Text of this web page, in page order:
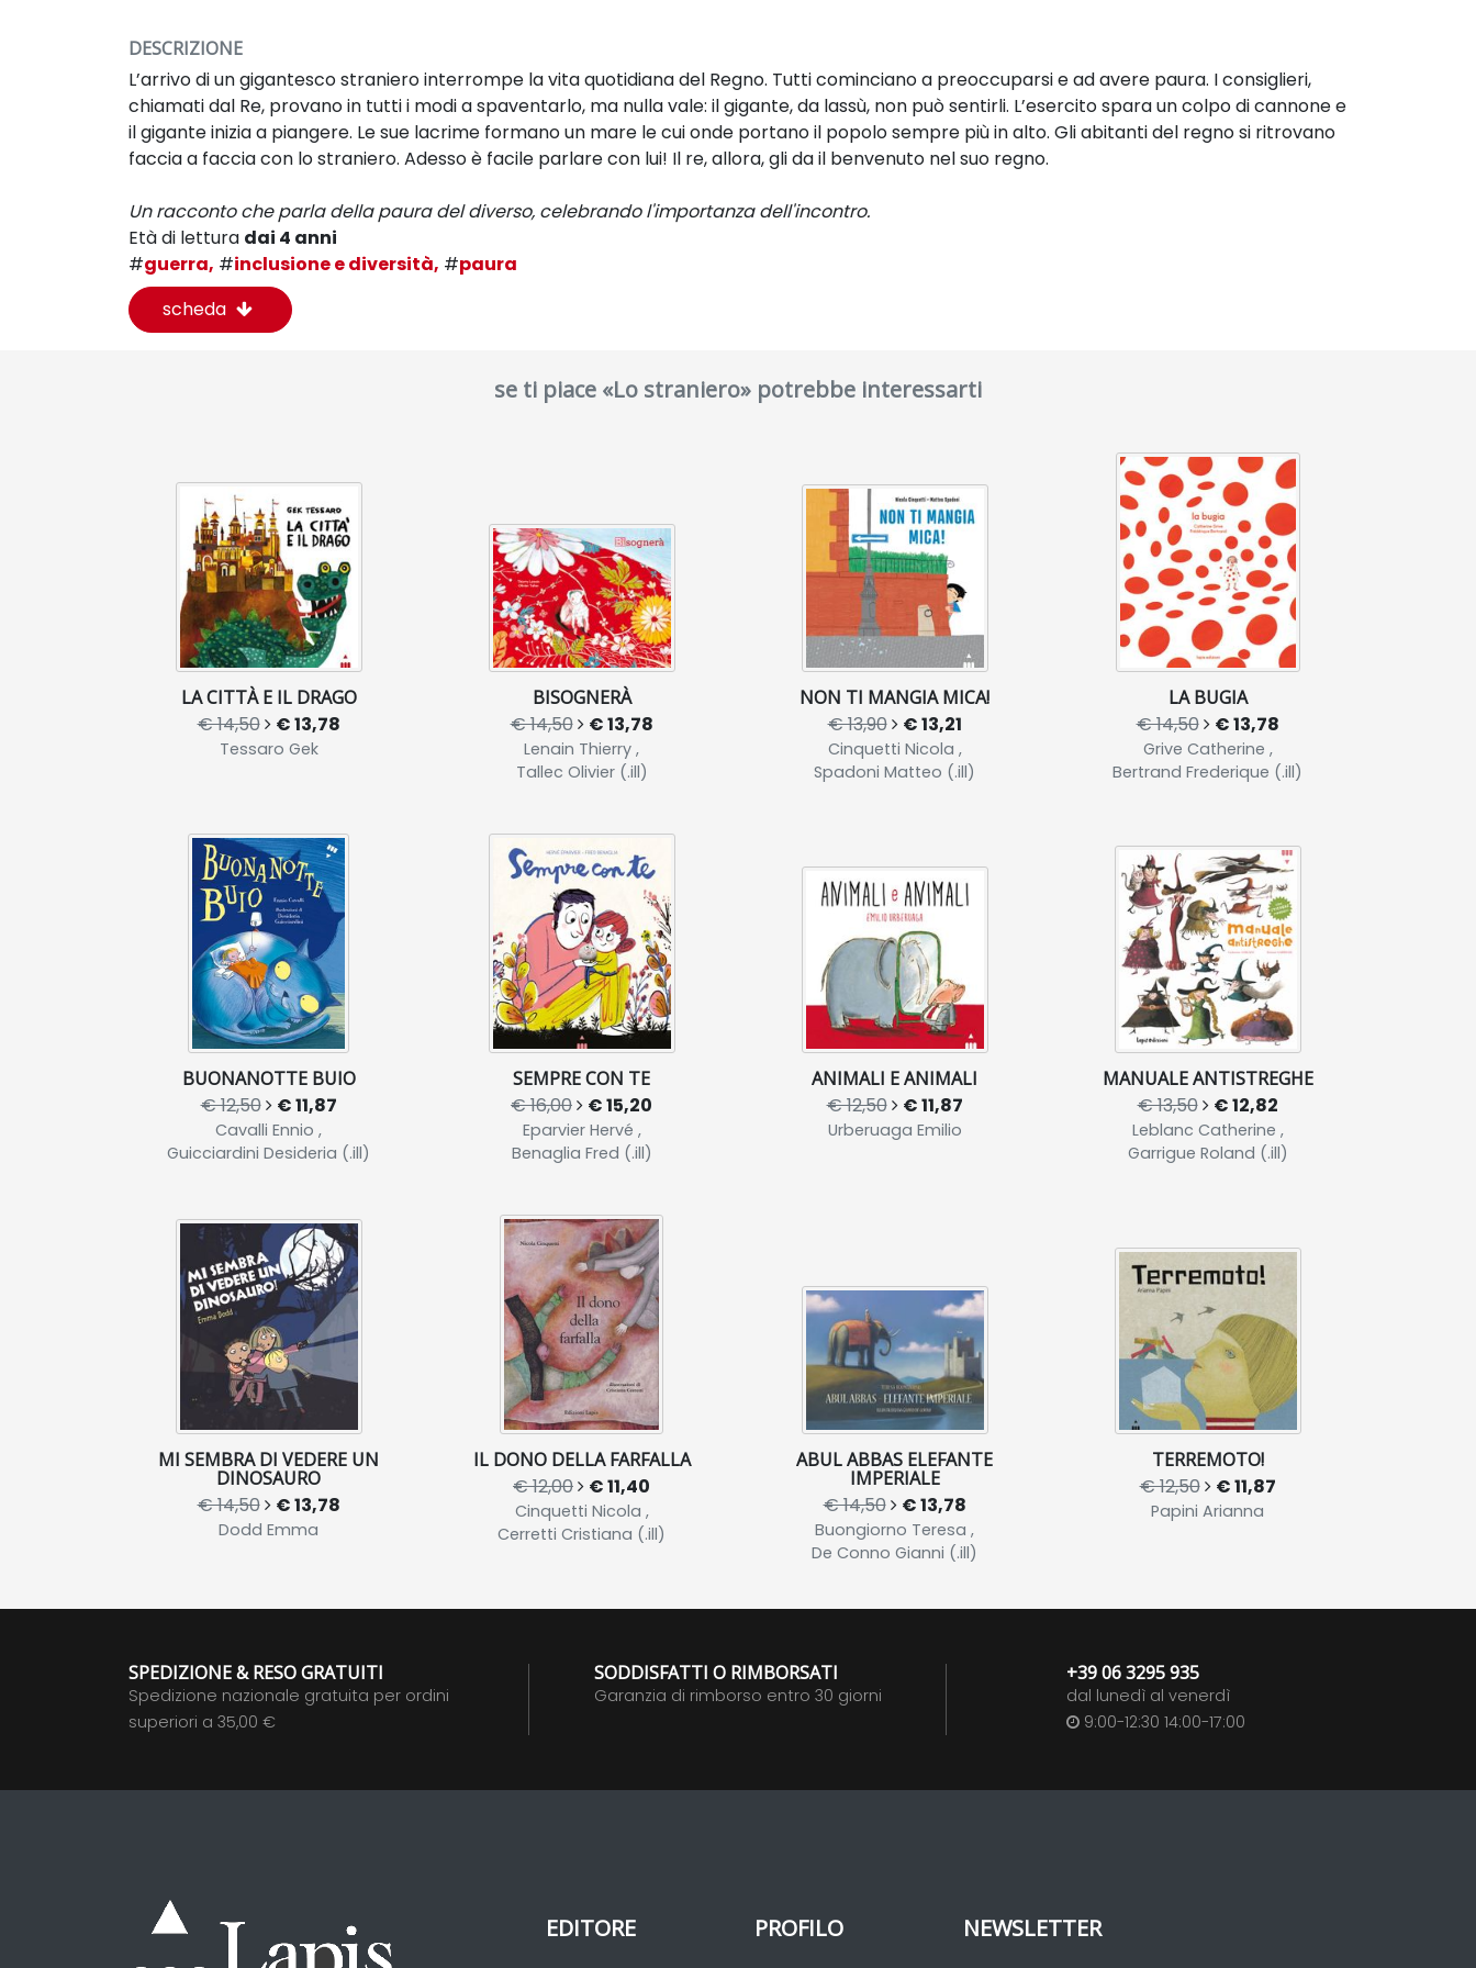
DESCRIZIONE
L’arrivo di un gigantesco straniero interrompe la vita quotidiana del Regno. Tutti cominciano a preoccuparsi e ad avere paura. I consiglieri,
chiamati dal Re, provano in tutti i modi a spaventarlo, ma nulla vale: il gigante, da lassù, non può sentirli. L’esercito spara un colpo di cannone e
il gigante inizia a piangere. Le sue lacrime formano un mare le cui onde portano il popolo sempre più in alto. Gli abitanti del regno si ritrovano
faccia a faccia con lo straniero. Adesso è facile parlare con lui! Il re, allora, gli da il benvenuto nel suo regno.
Un racconto che parla della paura del diverso, celebrando l'importanza dell'incontro.
Età di lettura dai 4 anni
#guerra, #inclusione e diversità, #paura
scheda
se ti piace «Lo straniero» potrebbe interessarti
LA CITTÀ E IL DRAGO
€ 14,50 € 13,78
Tessaro Gek
BISOGNERÀ
€ 14,50 € 13,78
Lenain Thierry ,
Tallec Olivier (.ill)
NON TI MANGIA MICA!
€ 13,90 € 13,21
Cinquetti Nicola ,
Spadoni Matteo (.ill)
LA BUGIA
€ 14,50 € 13,78
Grive Catherine ,
Bertrand Frederique (.ill)
BUONANOTTE BUIO
€ 12,50 € 11,87
Cavalli Ennio ,
Guicciardini Desideria (.ill)
SEMPRE CON TE
€ 16,00 € 15,20
Eparvier Hervé ,
Benaglia Fred (.ill)
ANIMALI E ANIMALI
€ 12,50 € 11,87
Urberuaga Emilio
MANUALE ANTISTREGHE
€ 13,50 € 12,82
Leblanc Catherine ,
Garrigue Roland (.ill)
MI SEMBRA DI VEDERE UN
DINOSAURO
€ 14,50 € 13,78
Dodd Emma
IL DONO DELLA FARFALLA
€ 12,00 € 11,40
Cinquetti Nicola ,
Cerretti Cristiana (.ill)
ABUL ABBAS ELEFANTE
IMPERIALE
€ 14,50 € 13,78
Buongiorno Teresa ,
De Conno Gianni (.ill)
TERREMOTO!
€ 12,50 € 11,87
Papini Arianna
SPEDIZIONE & RESO GRATUITI
Spedizione nazionale gratuita per ordini
superiori a 35,00 €
SODDISFATTI O RIMBORSATI
Garanzia di rimborso entro 30 giorni
+39 06 3295 935
dal lunedì al venerdì
9:00-12:30 14:00-17:00
EDITORE PROFILO NEWSLETTER